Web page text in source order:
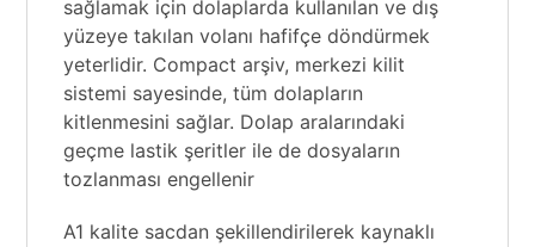
sağlamak için dolaplarda kullanılan ve dış
yüzeye takılan volanı hafifçe döndürmek
yeterlidir. Compact arşiv, merkezi kilit
sistemi sayesinde, tüm dolapların
kitlenmesini sağlar. Dolap aralarındaki
geçme lastik şeritler ile de dosyaların
tozlanması engellenir
A1 kalite sacdan şekillendirilerek kaynaklı